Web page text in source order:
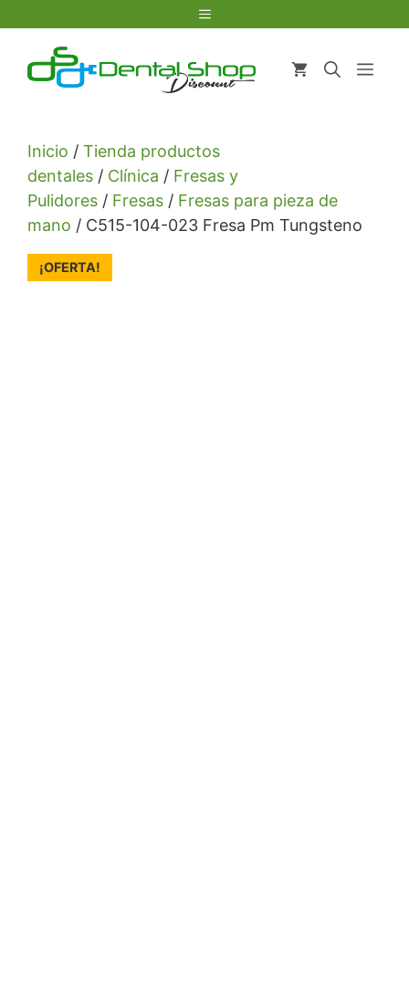
contenido
Menú
Inicio / Tienda productos
dentales / Clínica / Fresas y
Pulidores / Fresas / Fresas para pieza de
mano / C515-104-023 Fresa Pm Tungsteno
¡OFERTA!